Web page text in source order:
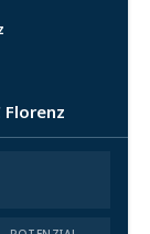
Florenz